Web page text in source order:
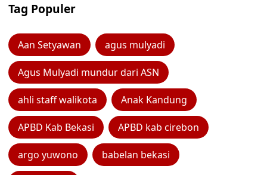
Tag Populer
Aan Setyawan agus mulyadi
Agus Mulyadi mundur dari ASN
ahli staff walikota Anak Kandung
APBD Kab Bekasi APBD kab cirebon
argo yuwono babelan bekasi